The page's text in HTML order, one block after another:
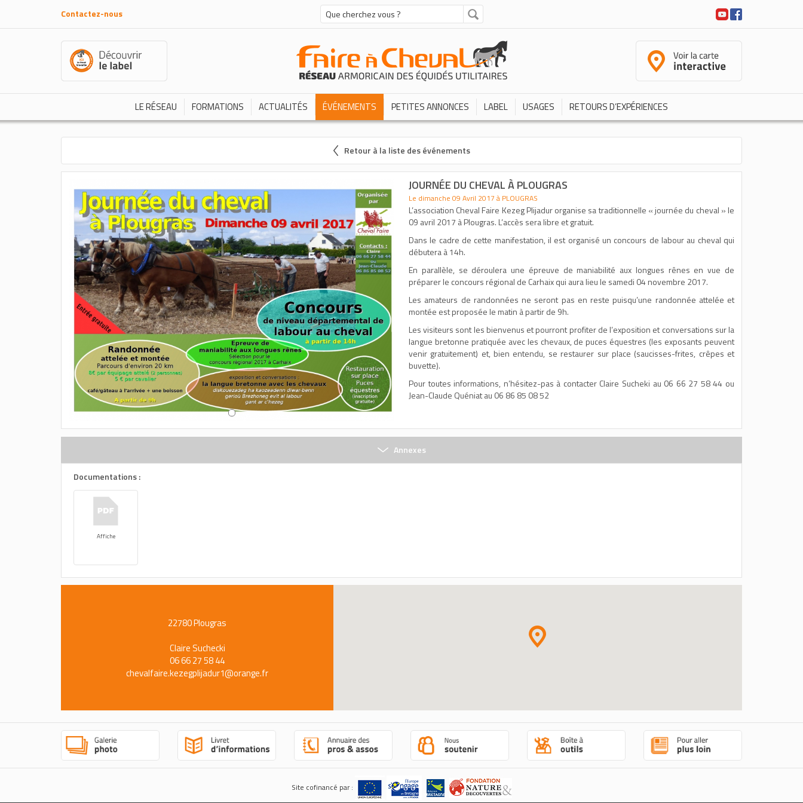
Contactez-nous
LE RÉSEAU FORMATIONS ACTUALITÉS ÉVÉNEMENTS PETITES ANNONCES LABEL USAGES RETOURS D’EXPÉRIENCES
Retour à la liste des événements
JOURNÉE DU CHEVAL À PLOUGRAS
Le dimanche 09 Avril 2017 à PLOUGRAS
L’association Cheval Faire Kezeg Plijadur organise sa traditionnelle « journée du cheval » le
09 avril 2017 à Plougras. L’accès sera libre et gratuit.
Dans le cadre de cette manifestation, il est organisé un concours de labour au cheval qui
débutera à 14h.
En parallèle, se déroulera une épreuve de maniabilité aux longues rênes en vue de
préparer le concours régional de Carhaix qui aura lieu le samedi 04 novembre 2017.
Les amateurs de randonnées ne seront pas en reste puisqu’une randonnée attelée et
montée est proposée le matin à partir de 9h.
Les visiteurs sont les bienvenus et pourront profiter de l’exposition et conversations sur la
langue bretonne pratiquée avec les chevaux, de puces équestres (les exposants peuvent
venir gratuitement) et, bien entendu, se restaurer sur place (saucisses-frites, crêpes et
buvette).
Pour toutes informations, n’hésitez-pas à contacter Claire Sucheki au 06 66 27 58 44 ou
Jean-Claude Quéniat au 06 86 85 08 52
Annexes
Documentations :
Affiche
22780 Plougras
Claire Suchecki
06 66 27 58 44
chevalfaire.kezegplijadur1@orange.fr
Site cofinancé par :